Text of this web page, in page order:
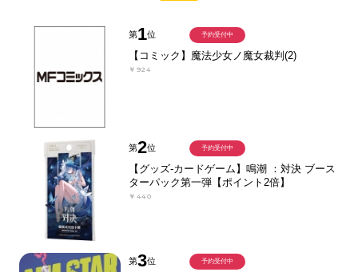
第1位
【コミック】魔法少女ノ魔女裁判(2)
￥924
予約受付中
第2位
【グッズ-カードゲーム】鳴潮 ：対決 ブース
ターパック第一弾【ポイント2倍】
￥440
予約受付中
第3位 予約受付中